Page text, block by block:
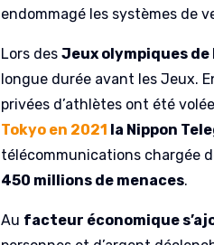
endommagé les systèmes de
Lors desJeux olympiques de
longue durée avant les Jeux.
privées d’athlètes ont été
Tokyo en 2021
la Nippon
télécommunications chargée
450 millions de menaces.
Au facteur économique